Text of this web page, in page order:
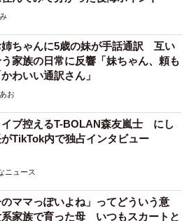
姉ちゃんに5歳の妹が手話通訳 互い
家族の日常に反響「妹ちゃん、頼も
わいい通訳さん」
お
イブ控えるT-BOLAN森友嵐士 にし
TikTok内で独占インタビュー
ニュース
のママっぽいよね」ってどういう意
家族で育った母 いつもスカートと